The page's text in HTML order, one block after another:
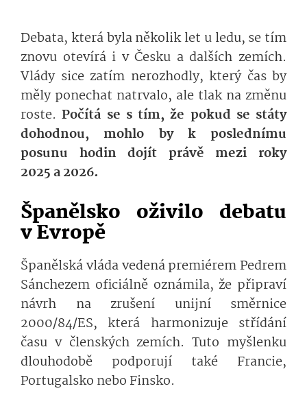
Debata, která byla několik let u ledu, se tím
znovu otevírá i v Česku a dalších zemích.
Vlády sice zatím nerozhodly, který čas by
měly ponechat natrvalo, ale tlak na změnu
roste.Počítá se s tím, že pokud se státy
dohodnou, mohlo by k poslednímu
posunu hodin dojít právě mezi roky
2025 a 2026.
Španělsko oživilo debatu
v Evropě
Španělská vláda vedená premiérem Pedrem
Sánchezem oficiálně oznámila, že připraví
návrh na zrušení unijní směrnice
2000/84/ES, která harmonizuje střídání
času v členských zemích. Tuto myšlenku
dlouhodobě podporují také Francie,
Portugalsko nebo Finsko.